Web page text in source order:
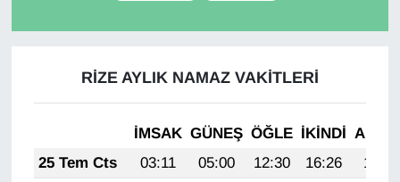
RİZE AYLIK NAMAZ VAKITLERI
İMSAK GÜNEŞ ÖĞLE İKINDI
25 Tem Cts
03:11 05:00 12:30 16:26
19:49